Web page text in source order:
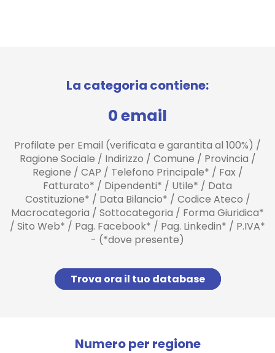
La categoria contiene:
0 email
Profilate per Email (verificata e garantita al 100%) /
Ragione Sociale / Indirizzo / Comune / Provincia /
Regione / CAP / Telefono Principale* / Fax /
Fatturato* / Dipendenti* / Utile* / Data
Costituzione* / Data Bilancio* / Codice Ateco /
Macrocategoria / Sottocategoria / Forma Giuridica*
/ Sito Web* / Pag. Facebook* / Pag. Linkedin* / P.IVA*
- (*dove presente)
Trova ora il tuo database
Numero per regione